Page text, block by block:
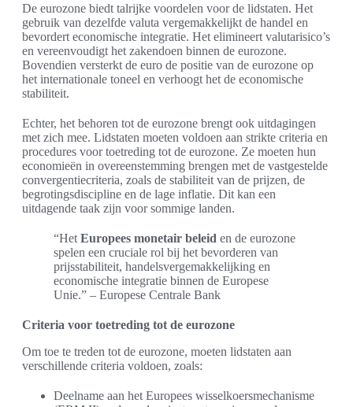
De eurozone biedt talrijke voordelen voor de lidstaten. Het
gebruik van dezelfde valuta vergemakkelijkt de handel en
bevordert economische integratie. Het elimineert valutarisico’s
en vereenvoudigt het zakendoen binnen de eurozone.
Bovendien versterkt de euro de positie van de eurozone op
het internationale toneel en verhoogt het de economische
stabiliteit.
Echter, het behoren tot de eurozone brengt ook uitdagingen
met zich mee. Lidstaten moeten voldoen aan strikte criteria en
procedures voor toetreding tot de eurozone. Ze moeten hun
economieën in overeenstemming brengen met de vastgestelde
convergentiecriteria, zoals de stabiliteit van de prijzen, de
begrotingsdiscipline en de lage inflatie. Dit kan een
uitdagende taak zijn voor sommige landen.
“Het Europees monetair beleid en de eurozone
spelen een cruciale rol bij het bevorderen van
prijsstabiliteit, handelsvergemakkelijking en
economische integratie binnen de Europese
Unie.” – Europese Centrale Bank
Criteria voor toetreding tot de eurozone
Om toe te treden tot de eurozone, moeten lidstaten aan
verschillende criteria voldoen, zoals:
Deelname aan het Europees wisselkoersmechanisme